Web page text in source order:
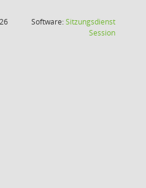
Software:Sitzungsdienst
Session(Wird in